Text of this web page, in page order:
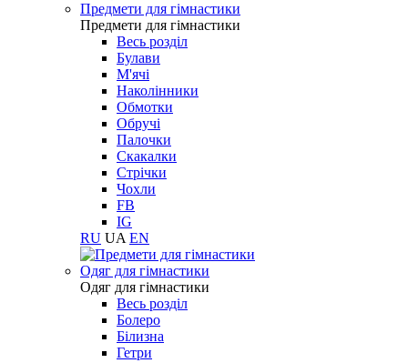
Предмети для гімнастики
Предмети для гімнастики
Весь розділ
Булави
М'ячі
Наколінники
Обмотки
Обручі
Палочки
Скакалки
Стрічки
Чохли
FB
IG
RU UA EN
Одяг для гімнастики
Одяг для гімнастики
Весь розділ
Болеро
Білизна
Гетри